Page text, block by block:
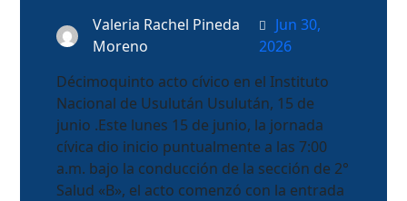
Valeria Rachel Pineda
Moreno
Jun 30,
2026
Décimoquinto acto cívico en el Instituto
Nacional de Usulután Usulután, 15 de
junio .Este lunes 15 de junio, la jornada
cívica dio inicio puntualmente a las 7:00
a.m. bajo la conducción de la sección de 2°
Salud «B», el acto comenzó con la entrada